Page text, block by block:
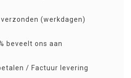
(werkdagen)
beveelt ons aan
/ Factuur levering